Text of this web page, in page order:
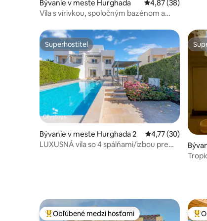
Bývanie v meste Hurghada Priemerné
4,87 (38)
Vila s vírivkou, spoločným bazénom a
Superhostiteľ
Superhostiteľ
Bývanie v meste Hurghada 2 Priemerné
4,77 (30)
LUXUSNÁ vila so 4 spálňami/izbou pre
Najobľúbenejšie medzi hosťami
Obľúbené medzi hosťami